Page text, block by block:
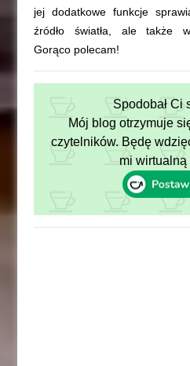
jej dodatkowe funkcje
źródło światła, ale także
Gorąco polecam!
Spodobał Ci
Mój blog otrzymuje
czytelników. Będę
mi wirtualną